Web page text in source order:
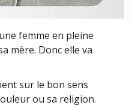
Les
La
femme en pleine
mère. Donc elle va
sur le bon sens
ou sa religion.